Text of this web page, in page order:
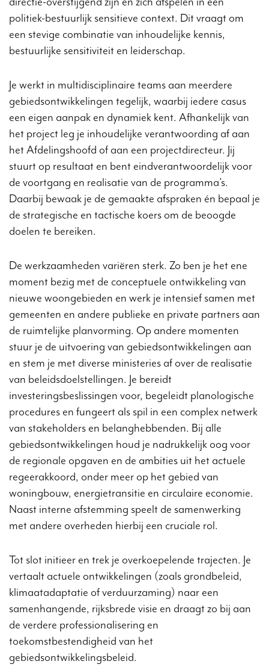
politiek-bestuurlijk sensitieve context. Dit vraagt om
een stevige combinatie van inhoudelijke kennis,
bestuurlijke sensitiviteit en leiderschap.
Je werkt in multidisciplinaire teams aan meerdere
gebiedsontwikkelingen tegelijk, waarbij iedere casus
een eigen aanpak en dynamiek kent. Afhankelijk van
het project leg je inhoudelijke verantwoording af aan
het Afdelingshoofd of aan een projectdirecteur. Jij
stuurt op resultaat en bent eindverantwoordelijk voor
de voortgang en realisatie van de programma’s.
Daarbij bewaak je de gemaakte afspraken én bepaal je
de strategische en tactische koers om de beoogde
doelen te bereiken.
De werkzaamheden variëren sterk. Zo ben je het ene
moment bezig met de conceptuele ontwikkeling van
nieuwe woongebieden en werk je intensief samen met
gemeenten en andere publieke en private partners aan
de ruimtelijke planvorming. Op andere momenten
stuur je de uitvoering van gebiedsontwikkelingen aan
en stem je met diverse ministeries af over de realisatie
van beleidsdoelstellingen. Je bereidt
investeringsbeslissingen voor, begeleidt planologische
procedures en fungeert als spil in een complex netwerk
van stakeholders en belanghebbenden. Bij alle
gebiedsontwikkelingen houd je nadrukkelijk oog voor
de regionale opgaven en de ambities uit het actuele
regeerakkoord, onder meer op het gebied van
woningbouw, energietransitie en circulaire economie.
Naast interne afstemming speelt de samenwerking
met andere overheden hierbij een cruciale rol.
Tot slot initieer en trek je overkoepelende trajecten. Je
vertaalt actuele ontwikkelingen (zoals grondbeleid,
klimaatadaptatie of verduurzaming) naar een
samenhangende, rijksbrede visie en draagt zo bij aan
de verdere professionalisering en
toekomstbestendigheid van het
gebiedsontwikkelingsbeleid.